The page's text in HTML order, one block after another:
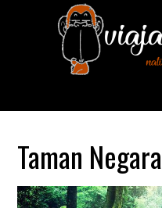
Taman Negara